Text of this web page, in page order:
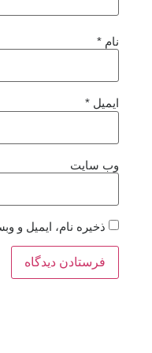
نام *
ایمیل *
وب‌ سایت
ذخیره نام، ایمیل و